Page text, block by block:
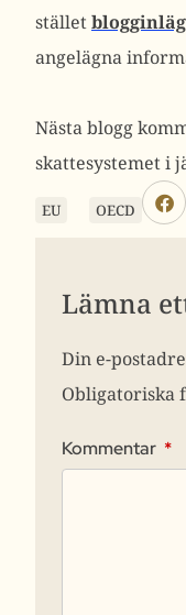
stället
angelägna
Nästa blogg
skattesystemet i
EU OECD
Lämna
Din e-
Obligatoriska
Kommentar *